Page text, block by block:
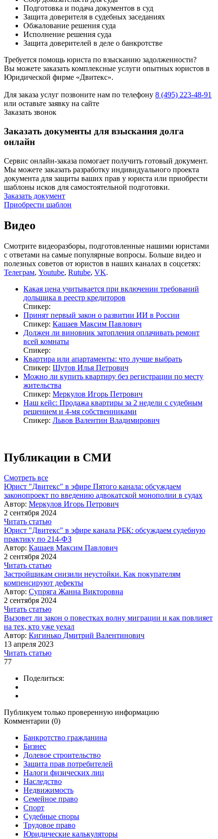
Подготовка и подача документов в суд
Защита доверителя в судебных заседаниях
Обжалование решения суда
Исполнение решения суда
Защита доверителей в деле о банкротстве
Требуется помощь юриста по взысканию задолженности?
Вы можете заказать комплексные услуги опытных юристов в
Юридической фирме «Двитекс».
Для заказа услуг позвоните нам по телефону 8 (495) 223-48-91
или оставьте заявку на сайте
Заказать звонок
Заказать документы для взыскания долга
онлайн
Сервис онлайн-заказа помогает получить готовый документ.
Мы можете заказать разработку индивидуального проекта
документа для защиты ваших прав у юриста или приобрести
шаблоны исков для самостоятельной подготовки.
Заказать документ
Приобрести шаблон
Видео
Смотрите видеоразборы, подготовленные нашими юристами
с ответами на самые популярные вопросы. Больше видео и
полезных советов от юристов в наших каналах в соцсетях:
Телеграм, Youtube, Rutube, VK.
Какая цена учитывается при включении требований
дольщика в реестр кредиторов
Спикер:
Принят первый закон о развитии ИИ в России
Спикер: Кашаев Максим Павлович
Должен ли виновник затопления оплачивать ремонт
всей комнаты
Спикер:
Квартира или апартаменты: что лучше выбрать
Спикер: Шутов Илья Петрович
Можно ли купить квартиру без регистрации по месту
жительства
Спикер: Меркулов Игорь Петрович
Наш кейс: Продажа квартиры за 2 недели с судебным
решением и 4-мя собственниками
Спикер: Львов Валентин Владимирович
Публикации в СМИ
Смотреть все
Юрист "Двитекс" в эфире Пятого канала: обсуждаем
законопроект по введению адвокатской монополии в судах
Автор: Меркулов Игорь Петрович
2 сентября 2024
Читать статью
Юрист "Двитекс" в эфире канала РБК: обсуждаем судебную
практику по 214-ФЗ
Автор: Кашаев Максим Павлович
2 сентября 2024
Читать статью
Застройщикам снизили неустойки. Как покупателям
компенсируют дефекты
Автор: Супряга Жанна Викторовна
2 сентября 2024
Читать статью
Вызовет ли закон о повестках волну миграции и как повлияет
на тех, кто уже уехал
Автор: Кигинько Дмитрий Валентинович
13 апреля 2023
Читать статью
77
Поделиться:
Публикуем только проверенную информацию
Комментарии (0)
Банкротство гражданина
Бизнес
Долевое строительство
Защита прав потребителей
Налоги физических лиц
Наследство
Недвижимость
Семейное право
Спорт
Судебные споры
Трудовое право
Юридические калькуляторы